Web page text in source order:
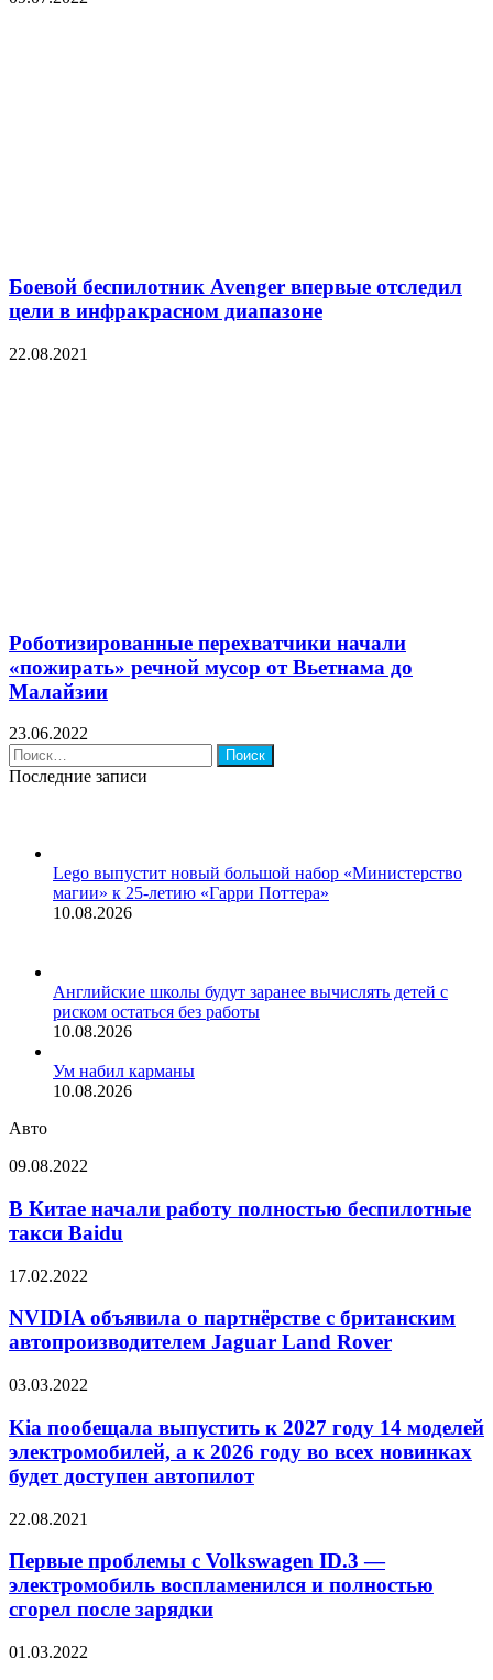
Боевой беспилотник Avenger впервые отследил
цели в инфракрасном диапазоне
22.08.2021
Роботизированные перехватчики начали
«пожирать» речной мусор от Вьетнама до
Малайзии
23.06.2022
Найти:
Последние записи
Lego выпустит новый большой набор «Министерство
магии» к 25-летию «Гарри Поттера»
10.08.2026
Английские школы будут заранее вычислять детей с
риском остаться без работы
10.08.2026
Ум набил карманы
10.08.2026
Авто
В
начали
работу
полностью
такси
09.08.2022
В Китае начали работу полностью беспилотные
такси Baidu
NVIDIA
о
с
автопроизводителем
Land
Rover
17.02.2022
NVIDIA объявила о партнёрстве с британским
автопроизводителем Jaguar Land Rover
Kia
выпустить
к
2027
году
моделей
к
году
всех
03.03.2022
Kia пообещала выпустить к 2027 году 14 моделей
электромобилей, а к 2026 году во всех новинках
будет доступен автопилот
Первые
с
Volkswagen
ID.3
—
воспламенился
22.08.2021
Первые проблемы с Volkswagen ID.3 —
электромобиль воспламенился и полностью
сгорел после зарядки
Электромобиль
01.03.2022